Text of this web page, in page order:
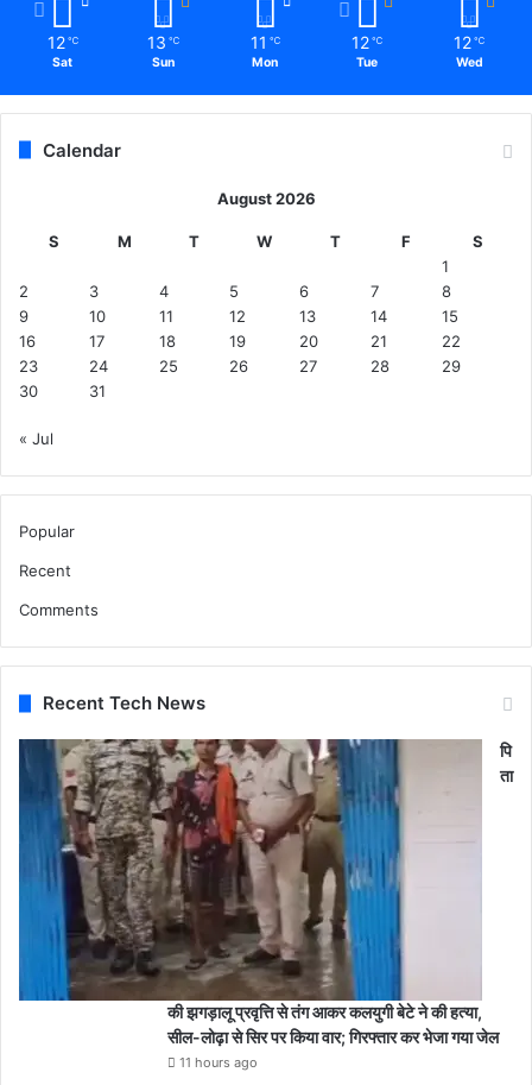
12 ℃
Sat
13 ℃
Sun
11 ℃
Mon
12 ℃
Tue
12 ℃
Wed
Calendar
August 2026
S M T W T F
S
1
2
3 4 5 6 7
8
9
10 11 12 13 14
15
16
17 18 19 20 21
22
23
24 25 26 27 28
29
30
31
« Jul
Popular
Recent
Comments
Recent Tech News
पि
ता
की झगड़ालू प्रवृत्ति से तंग आकर कलयुगी बेटे ने की हत्या,
सील-लोढ़ा से सिर पर किया वार; गिरफ्तार कर भेजा गया जेल
11 hours ago